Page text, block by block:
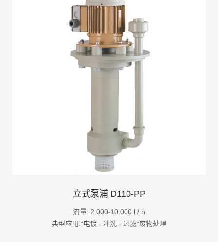
立式泵浦 D110-PP
流量: 2.000-10.000 l / h
典型应用:*电镀 - 冲洗 - 过滤*废物处理